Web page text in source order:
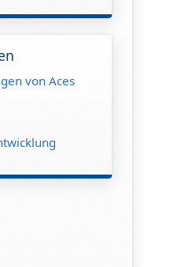
von Aces